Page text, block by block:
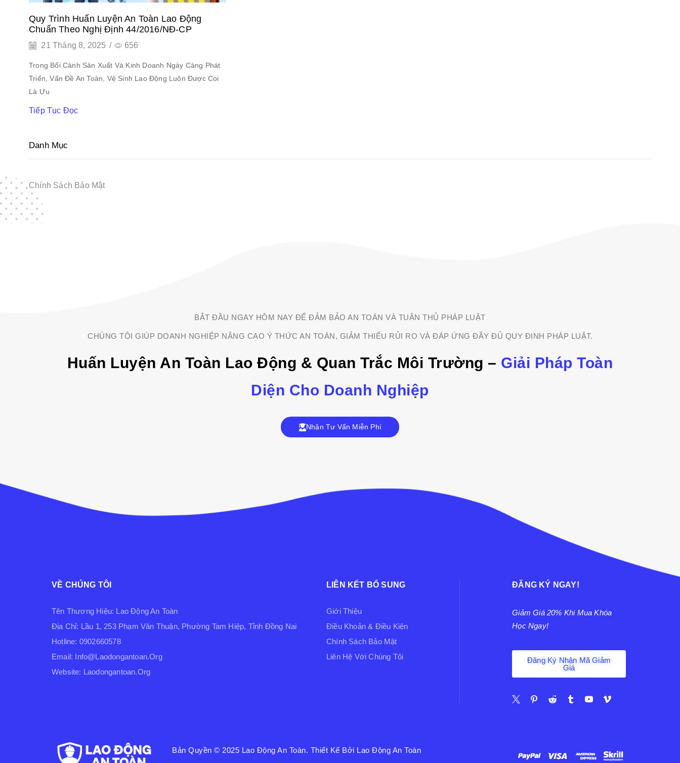
Quy Trình Huấn Luyện An Toàn Lao Động
Chuẩn Theo Nghị Định 44/2016/NĐ-CP
21 Tháng 8, 2025 / 656
Trong Bối Cảnh Sản Xuất Và Kinh Doanh Ngày Càng Phát
Triển, Vấn Đề An Toàn, Vệ Sinh Lao Động Luôn Được Coi
Là Ưu
Tiếp Tục Đọc
Danh Mục
Chính Sách Bảo Mật
BẮT ĐẦU NGAY HÔM NAY ĐỂ ĐẢM BẢO AN TOÀN VÀ TUÂN THỦ PHÁP LUẬT
CHÚNG TÔI GIÚP DOANH NGHIỆP NÂNG CAO Ý THỨC AN TOÀN, GIẢM THIỂU RỦI RO VÀ ĐÁP ỨNG ĐẦY ĐỦ QUY ĐỊNH PHÁP LUẬT.
Huấn Luyện An Toàn Lao Động & Quan Trắc Môi Trường – Giải Pháp Toàn
Diện Cho Doanh Nghiệp
Nhận Tư Vấn Miễn Phí
VỀ CHÚNG TÔI
Tên Thương Hiệu: Lao Động An Toàn
Địa Chỉ: Lầu 1, 253 Phạm Văn Thuận, Phường Tam Hiệp, Tỉnh Đồng Nai
Hotline: 0902660578
Email: Info@laodongantoan.org
Website: Laodongantoan.org
LIÊN KẾT BỔ SUNG
Giới Thiệu
Điều Khoản & Điều Kiện
Chính Sách Bảo Mật
Liên Hệ Với Chúng Tôi
ĐĂNG KÝ NGAY!
Giảm Giá 20% Khi Mua Khóa
Học Ngay!
Đăng Ký Nhận Mã Giảm
Giá
Bản Quyền © 2025 Lao Động An Toàn. Thiết Kế Bởi Lao Động An Toàn